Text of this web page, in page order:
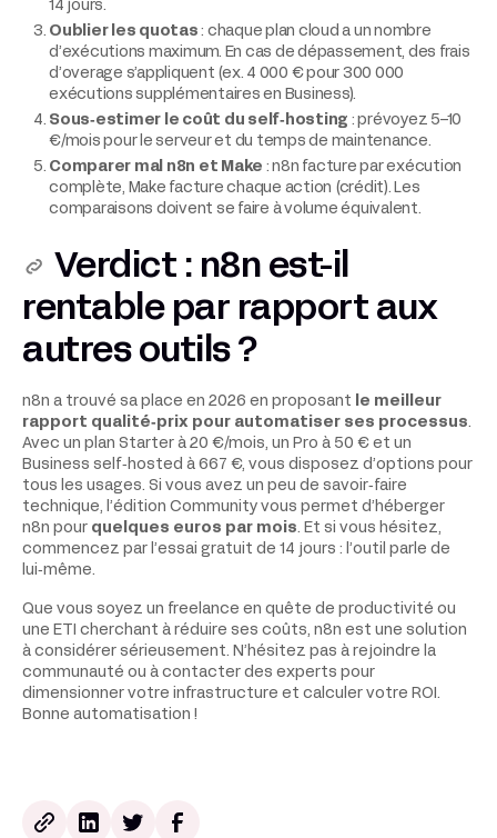
14 jours.
Oublier les quotas : chaque plan cloud a un nombre
d’exécutions maximum. En cas de dépassement, des frais
d’overage s’appliquent (ex. 4 000 € pour 300 000
exécutions supplémentaires en Business).
Sous‑estimer le coût du self‑hosting : prévoyez 5–10
€/mois pour le serveur et du temps de maintenance.
Comparer mal n8n et Make : n8n facture par exécution
complète, Make facture chaque action (crédit). Les
comparaisons doivent se faire à volume équivalent.
Verdict : n8n est-il
rentable par rapport aux
autres outils ?
n8n a trouvé sa place en 2026 en proposant
le meilleur
rapport qualité‑prix pour automatiser ses processus.
Avec un plan Starter à 20 €/mois, un Pro à 50 € et un
Business self‑hosted à 667 €, vous disposez d’options pour
tous les usages. Si vous avez un peu de savoir‑faire
technique, l’édition Community vous permet d’héberger
n8n pour quelques euros par mois. Et si vous hésitez,
commencez par l’essai gratuit de 14 jours : l’outil parle de
lui‑même.
Que vous soyez un freelance en quête de productivité ou
une ETI cherchant à réduire ses coûts, n8n est une solution
à considérer sérieusement. N’hésitez pas à rejoindre la
communauté ou à contacter des experts pour
dimensionner votre infrastructure et calculer votre ROI.
Bonne automatisation !